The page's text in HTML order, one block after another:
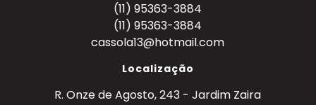
(11) 95363-3884
(11) 95363-3884
cassola13@hotmail.com
Localização
R. Onze de Agosto, 243 - Jardim Zaira